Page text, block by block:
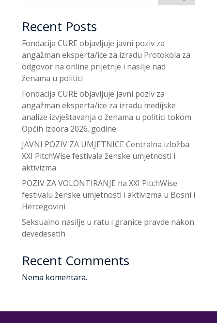
Recent Posts
Fondacija CURE objavljuje javni poziv za
angažman eksperta/ice za izradu Protokola za
odgovor na online prijetnje i nasilje nad
ženama u politici
Fondacija CURE objavljuje javni poziv za
angažman eksperta/ice za izradu medijske
analize izvještavanja o ženama u politici tokom
Općih izbora 2026. godine
JAVNI POZIV ZA UMJETNICE Centralna izložba
XXI PitchWise festivala ženske umjetnosti i
aktivizma
POZIV ZA VOLONTIRANJE na XXI PitchWise
festivalu ženske umjetnosti i aktivizma u Bosni i
Hercegovini
Seksualno nasilje u ratu i granice pravde nakon
devedesetih
Recent Comments
Nema komentara.